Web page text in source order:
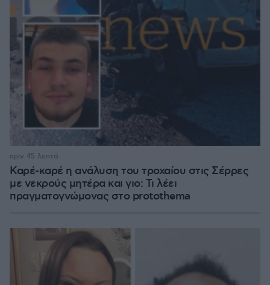
Καρέ-καρέ η ανάλυση του τροχαίου στις Σέρρες
με νεκρούς μητέρα και γιο: Τι λέει
πραγματογνώμονας στο protothema
πριν 45 λεπτά